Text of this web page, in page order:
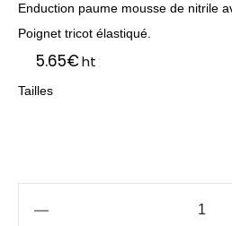
Enduction paume mousse de nitrile
Poignet tricot élastiqué.
5.65€ht
Tailles